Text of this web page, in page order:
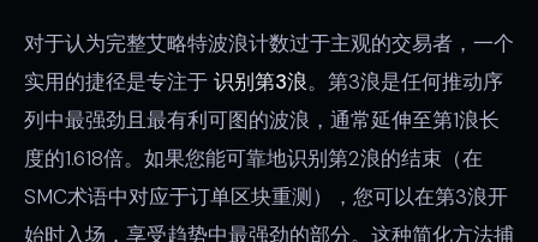
对于认为完整艾略特波浪计数过于主观的交易者，一个
实用的捷径是专注于 识别第3浪。第3浪是任何推动序
列中最强劲且最有利可图的波浪，通常延伸至第1浪长
度的1.618倍。如果您能可靠地识别第2浪的结束（在
SMC术语中对应于订单区块重测），您可以在第3浪开
始时入场，享受趋势中最强劲的部分。这种简化方法捕